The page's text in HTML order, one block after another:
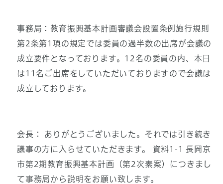
事務局：教育振興基本計画審議会設置条例施行規則
第2条第1項の規定では委員の過半数の出席が会議の
成立要件となっております。12名の委員の内、本日
は11名ご出席をしていただいておりますので会議は
成立しております。
会長： ありがとうございました。それでは引き続き
議事の方に入らせていただきます。 資料1-1 長岡京
市第2期教育振興基本計画（第2次素案）につきまし
て事務局から説明をお願い致します。